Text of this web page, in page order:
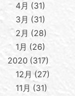
4月
31
3月
31
2月
28
1月
26
2020 317
12月
27
11月
31